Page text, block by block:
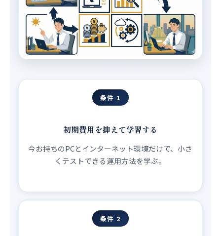
条件 1
初期費用を抑えて学習する
今お持ちのPCとインターネット環境だけで、小さ
くテストできる運用方法を学ぶ。
条件 2